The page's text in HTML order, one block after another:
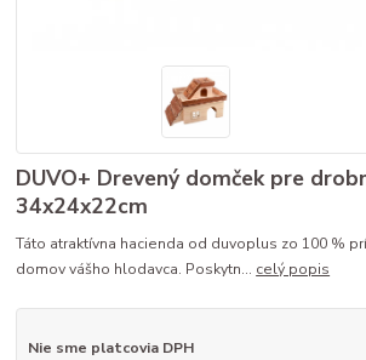
DUVO+ Drevený domček pre
34x24x22cm
Táto atraktívna hacienda od duvoplus zo 100 %
domov vášho hlodavca. Poskytn... celý popis
Nie sme platcovia DPH